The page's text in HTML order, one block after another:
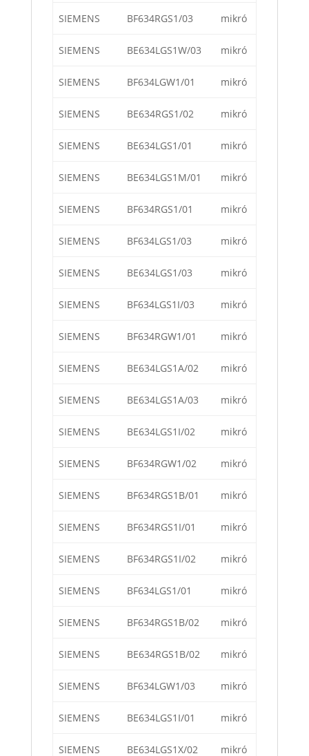
SIEMENS BF634RGS1/03 mikró
SIEMENS BE634LGS1W/03 mikró
SIEMENS BF634LGW1/01 mikró
SIEMENS BE634RGS1/02 mikró
SIEMENS BE634LGS1/01 mikró
SIEMENS BE634LGS1M/01 mikró
SIEMENS BF634RGS1/01 mikró
SIEMENS BF634LGS1/03 mikró
SIEMENS BE634LGS1/03 mikró
SIEMENS BF634LGS1I/03 mikró
SIEMENS BF634RGW1/01 mikró
SIEMENS BE634LGS1A/02 mikró
SIEMENS BE634LGS1A/03 mikró
SIEMENS BE634LGS1I/02 mikró
SIEMENS BF634RGW1/02 mikró
SIEMENS BF634RGS1B/01 mikró
SIEMENS BF634RGS1I/01 mikró
SIEMENS BF634RGS1I/02 mikró
SIEMENS BF634LGS1/01 mikró
SIEMENS BF634RGS1B/02 mikró
SIEMENS BE634RGS1B/02 mikró
SIEMENS BF634LGW1/03 mikró
SIEMENS BE634LGS1I/01 mikró
SIEMENS BE634LGS1X/02 mikró